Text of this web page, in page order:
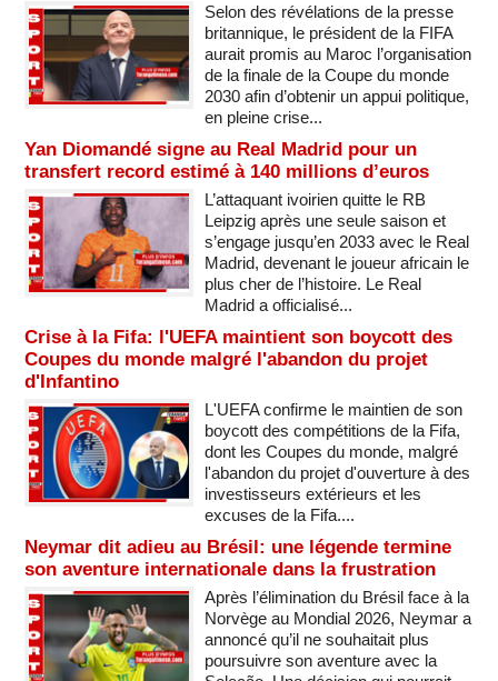
Selon des révélations de la presse
britannique, le président de la FIFA
aurait promis au Maroc l’organisation
de la finale de la Coupe du monde
2030 afin d’obtenir un appui politique,
en pleine crise...
Yan Diomandé signe au Real Madrid pour un
transfert record estimé à 140 millions d’euros
L’attaquant ivoirien quitte le RB
Leipzig après une seule saison et
s’engage jusqu’en 2033 avec le Real
Madrid, devenant le joueur africain le
plus cher de l’histoire. Le Real
Madrid a officialisé...
Crise à la Fifa: l'UEFA maintient son boycott des
Coupes du monde malgré l'abandon du projet
d'Infantino
L'UEFA confirme le maintien de son
boycott des compétitions de la Fifa,
dont les Coupes du monde, malgré
l'abandon du projet d'ouverture à des
investisseurs extérieurs et les
excuses de la Fifa....
Neymar dit adieu au Brésil: une légende termine
son aventure internationale dans la frustration
Après l’élimination du Brésil face à la
Norvège au Mondial 2026, Neymar a
annoncé qu’il ne souhaitait plus
poursuivre son aventure avec la